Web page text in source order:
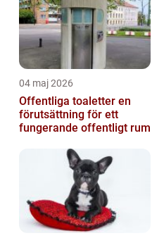
04 maj 2026
Offentliga toaletter en
förutsättning för ett
fungerande offentligt rum